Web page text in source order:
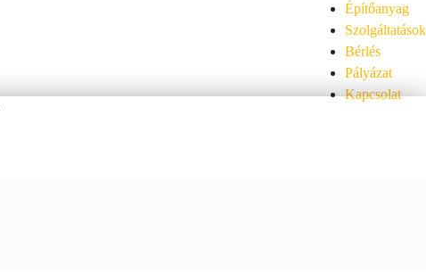
Építőanyag
Szolgáltatások
Bérlés
Pályázat
Kapcsolat